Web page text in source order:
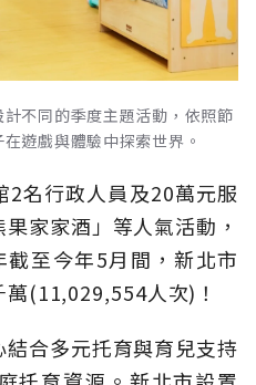
不同的季度主題活動，依照節
遊戲與體驗中探索世界。
名行政人員及20萬元服
家家酒」等人氣活動，
至今年5月間，新北市
(11,029,554人次)！
合多元托育與育兒支持